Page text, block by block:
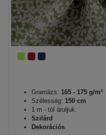
Gramázs: 165 - 175 g/m²
Szélesség: 150 cm
1 m - tól áruljuk.
Szilárd
Dekorációs